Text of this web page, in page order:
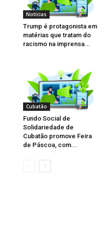
Notícias
Trump é protagonista em
matérias que tratam do
racismo na imprensa...
Cubatão
Fundo Social de
Solidariedade de
Cubatão promove Feira
de Páscoa, com...